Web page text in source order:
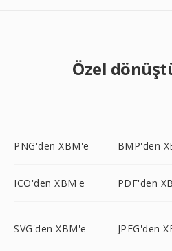
Özel
PNG'den XBM'e BMP'den
ICO'den XBM'e PDF'den
SVG'den XBM'e JPEG'den